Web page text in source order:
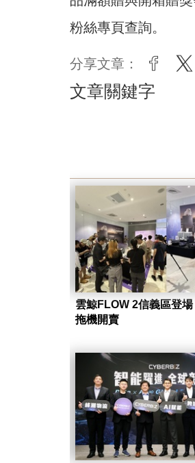
粉絲專頁查詢。
分享文章：
文章關鍵字
雲鯨FLOW 2信義區登
拖機開賣